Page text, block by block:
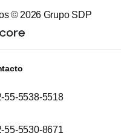
© 2026 Grupo SDP
55-5538-5518
55-5530-8671